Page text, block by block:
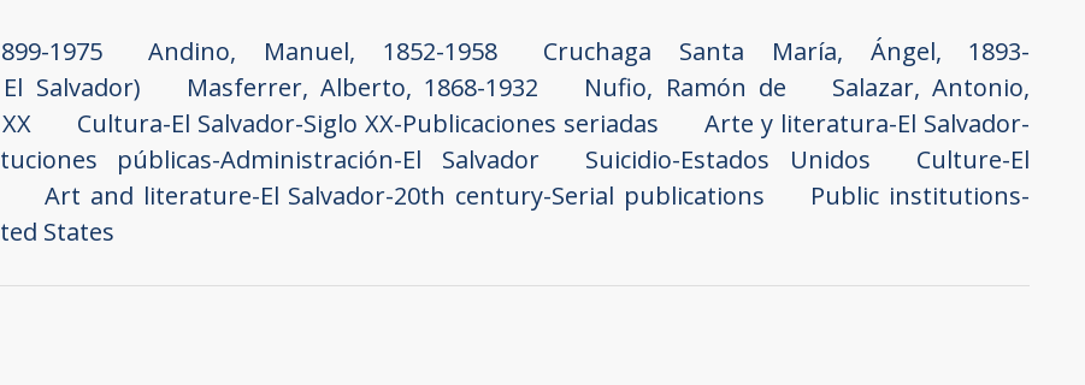
1975 Andino, Manuel, 1852-1958
Cruchaga Santa María, Ángel, 1893-
Salvador) Masferrer, Alberto, 1868-1932 Nufio, Ramón de
Salazar, Antonio,
Cultura-El Salvador-Siglo XX-Publicaciones seriadas
Arte y literatura-El Salvador-
públicas-Administración-El Salvador Suicidio-Estados Unidos
Culture-El
Art and literature-El Salvador-20th century-Serial publications
Public institutions-
States